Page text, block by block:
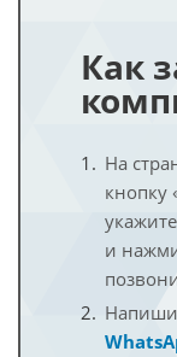
Как
На
кнопку
и